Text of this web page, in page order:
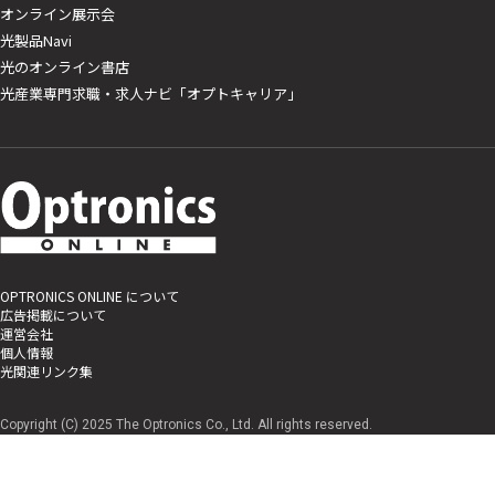
オンライン展示会
光製品Navi
光のオンライン書店
光産業専門求職・求人ナビ「オプトキャリア」
OPTRONICS ONLINE について
広告掲載について
運営会社
個人情報
光関連リンク集
Copyright (C) 2025 The Optronics Co., Ltd. All rights reserved.